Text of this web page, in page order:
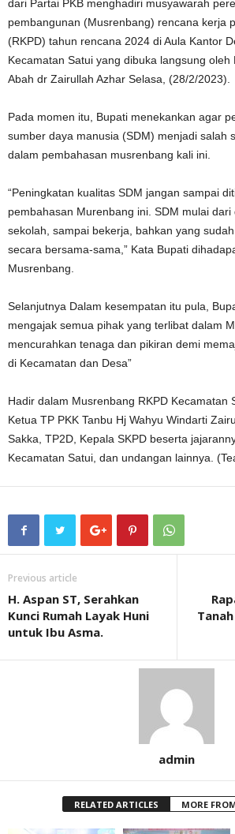
dari Partai PKB menghadiri musyawarah
pembangunan (Musrenbang) rencana kerja
(RKPD) tahun rencana 2024 di Aula Kantor
Kecamatan Satui yang dibuka langsung oleh
Abah dr Zairullah Azhar Selasa, (28/2/2023).
Pada momen itu, Bupati menekankan agar
sumber daya manusia (SDM) menjadi salah
dalam pembahasan musrenbang kali ini.
“Peningkatan kualitas SDM jangan sampai
pembahasan Murenbang ini. SDM mulai dari
sekolah, sampai bekerja, bahkan yang
secara bersama-sama,” Kata Bupati
Musrenbang.
Selanjutnya Dalam kesempatan itu pula,
mengajak semua pihak yang terlibat dalam
mencurahkan tenaga dan pikiran demi
di Kecamatan dan Desa”
Hadir dalam Musrenbang RKPD Kecamatan
Ketua TP PKK Tanbu Hj Wahyu Windarti
Sakka, TP2D, Kepala SKPD beserta
Kecamatan Satui, dan undangan lainnya.
Previous article
H. Aspan ST, Serahkan
Kunci Rumah Layak Huni
untuk Ibu Asma.
admin
RELATED ARTICLES MORE